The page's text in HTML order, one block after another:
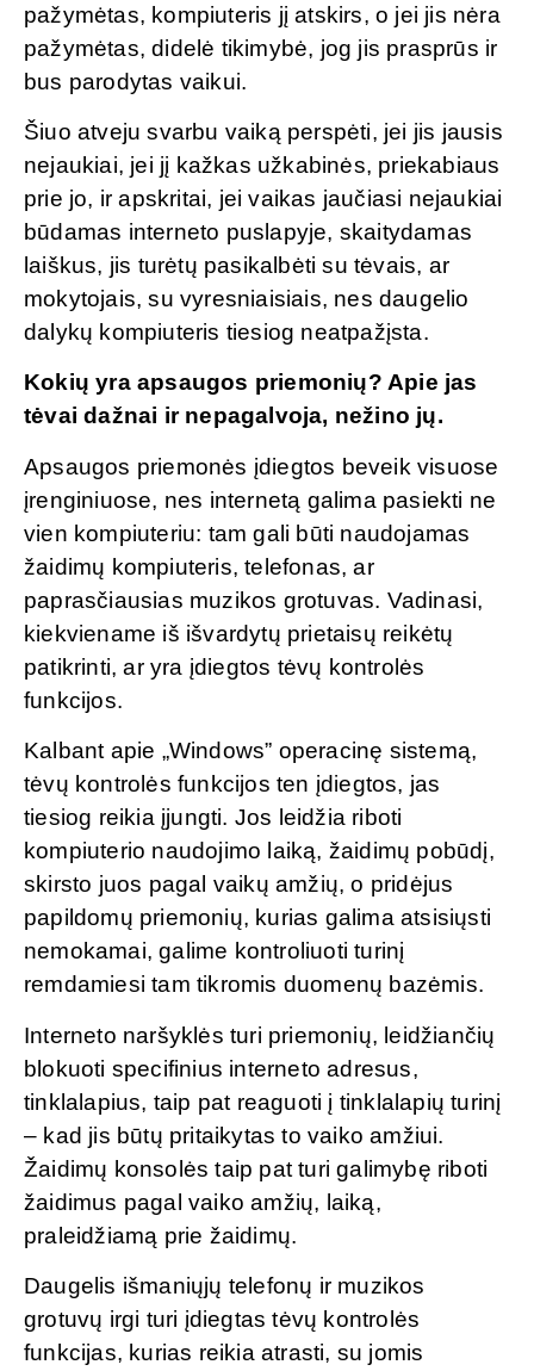
pažymėtas, kompiuteris jį atskirs, o jei jis nėra
pažymėtas, didelė tikimybė, jog jis prasprūs ir
bus parodytas vaikui.
Šiuo atveju svarbu vaiką perspėti, jei jis jausis
nejaukiai, jei jį kažkas užkabinės, priekabiaus
prie jo, ir apskritai, jei vaikas jaučiasi nejaukiai
būdamas interneto puslapyje, skaitydamas
laiškus, jis turėtų pasikalbėti su tėvais, ar
mokytojais, su vyresniaisiais, nes daugelio
dalykų kompiuteris tiesiog neatpažįsta.
Kokių yra apsaugos priemonių? Apie jas
tėvai dažnai ir nepagalvoja, nežino jų.
Apsaugos priemonės įdiegtos beveik visuose
įrenginiuose, nes internetą galima pasiekti ne
vien kompiuteriu: tam gali būti naudojamas
žaidimų kompiuteris, telefonas, ar
paprasčiausias muzikos grotuvas. Vadinasi,
kiekviename iš išvardytų prietaisų reikėtų
patikrinti, ar yra įdiegtos tėvų kontrolės
funkcijos.
Kalbant apie „Windows” operacinę sistemą,
tėvų kontrolės funkcijos ten įdiegtos, jas
tiesiog reikia įjungti. Jos leidžia riboti
kompiuterio naudojimo laiką, žaidimų pobūdį,
skirsto juos pagal vaikų amžių, o pridėjus
papildomų priemonių, kurias galima atsisiųsti
nemokamai, galime kontroliuoti turinį
remdamiesi tam tikromis duomenų bazėmis.
Interneto naršyklės turi priemonių, leidžiančių
blokuoti specifinius interneto adresus,
tinklalapius, taip pat reaguoti į tinklalapių turinį
– kad jis būtų pritaikytas to vaiko amžiui.
Žaidimų konsolės taip pat turi galimybę riboti
žaidimus pagal vaiko amžių, laiką,
praleidžiamą prie žaidimų.
Daugelis išmaniųjų telefonų ir muzikos
grotuvų irgi turi įdiegtas tėvų kontrolės
funkcijas, kurias reikia atrasti, su jomis